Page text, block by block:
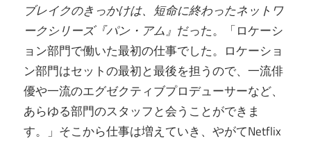
ブレイクのきっかけは、短命に終わったネットワ
ークシリーズ『パン・アム』 だった。「ロケーシ
ョン部門で働いた最初の仕事でした。ロケーショ
ン部門はセットの最初と最後を担うので、一流俳
優や一流のエグゼクティブプロデューサーなど、
あらゆる部門のスタッフと会うことができま
す。」そこから仕事は増えていき、やがてNetflix